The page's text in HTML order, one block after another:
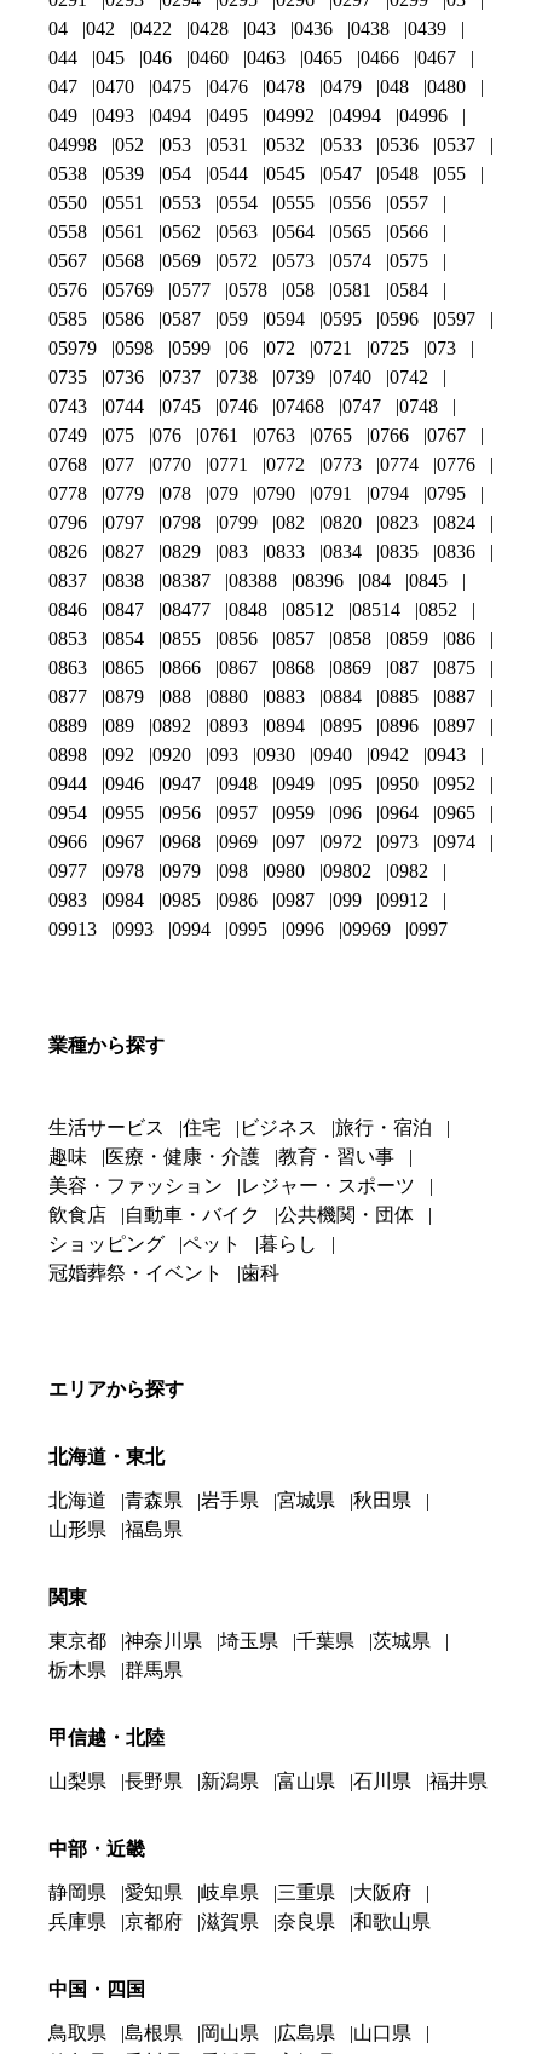
04
042 0422 0428 043 0436 0438
0439
044
045 046 0460 0463 0465 0466
0467
047
0470 0475 0476 0478 0479 048
0480
049
0493 0494 0495 04992 04994
04996
04998
052 053 0531 0532 0533 0536
0537
0538
0539 054 0544 0545 0547 0548
055
0550
0551 0553 0554 0555 0556
0557
0558
0561 0562 0563 0564 0565
0566
0567
0568 0569 0572 0573 0574
0575
0576
05769 0577 0578 058 0581
0584
0585
0586 0587 059 0594 0595 0596
0597
05979
0598 0599 06 072 0721 0725
073
0735
0736 0737 0738 0739 0740
0742
0743
0744 0745 0746 07468 0747
0748
0749
075 076 0761 0763 0765 0766
0767
0768
077 0770 0771 0772 0773 0774
0776
0778
0779 078 079 0790 0791 0794
0795
0796
0797 0798 0799 082 0820 0823
0824
0826
0827 0829 083 0833 0834 0835
0836
0837
0838 08387 08388 08396 084
0845
0846
0847 08477 0848 08512 08514
0852
0853
0854 0855 0856 0857 0858 0859
086
0863
0865 0866 0867 0868 0869 087
0875
0877
0879 088 0880 0883 0884 0885
0887
0889
089 0892 0893 0894 0895 0896
0897
0898
092 0920 093 0930 0940 0942
0943
0944
0946 0947 0948 0949 095 0950
0952
0954
0955 0956 0957 0959 096 0964
0965
0966
0967 0968 0969 097 0972 0973
0974
0977
0978 0979 098 0980 09802
0982
0983
0984 0985 0986 0987 099
09912
09913
0993 0994 0995 0996 09969 0997
業種から探す
生活サービス 住宅 ビジネス
旅行・宿泊
趣味
医療・健康・介護
教育・習い事
美容・ファッション
レジャー・スポーツ
飲食店
自動車・バイク
公共機関・団体
ショッピング
ペット
暮らし
冠婚葬祭・イベント
歯科
エリアから探す
北海道・東北
北海道 青森県 岩手県 宮城県
秋田県
山形県
福島県
関東
東京都 神奈川県 埼玉県 千葉県
茨城県
栃木県
群馬県
甲信越・北陸
山梨県 長野県 新潟県 富山県 石川県 福井県
中部・近畿
静岡県 愛知県 岐阜県 三重県
大阪府
兵庫県
京都府 滋賀県 奈良県 和歌山県
中国・四国
鳥取県 島根県 岡山県 広島県
山口県